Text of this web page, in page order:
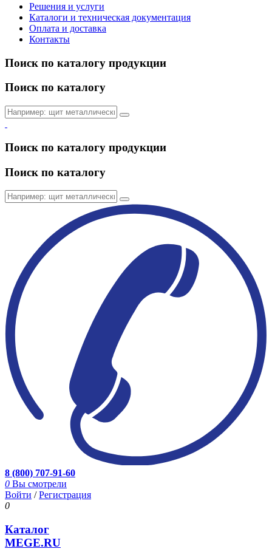
Решения и услуги
Каталоги и техническая документация
Оплата и доставка
Контакты
Поиск по каталогу продукции
Поиск по каталогу
Поиск по каталогу продукции
Поиск по каталогу
8 (800) 707-91-60
0 Вы смотрели
Войти /Регистрация
0
Каталог
MEGE.RU